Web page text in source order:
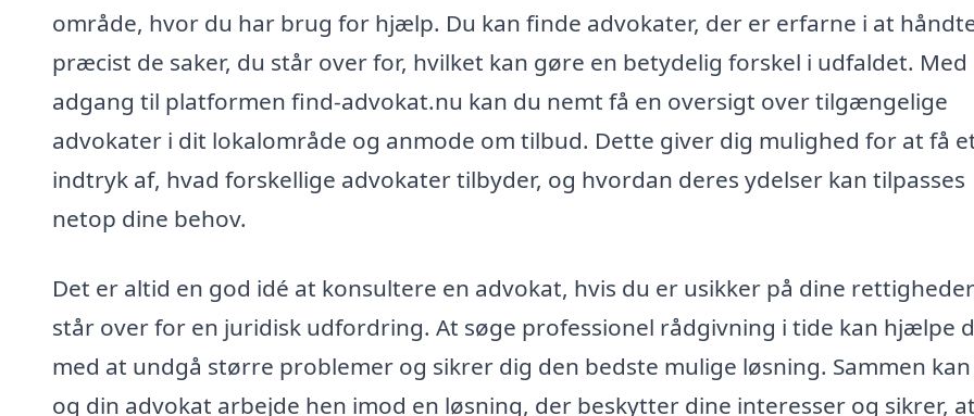
område, hvor du har brug for hjælp. Du kan finde advokater, der er erfarne i at
præcist de saker, du står over for, hvilket kan gøre en betydelig forskel i udfaldet. Med
adgang til platformen find-advokat.nu kan du nemt få en oversigt over tilgængelige
advokater i dit lokalområde og anmode om tilbud. Dette giver dig mulighed for at få
indtryk af, hvad forskellige advokater tilbyder, og hvordan deres ydelser kan tilpasses
netop dine behov.
Det er altid en god idé at konsultere en advokat, hvis du er usikker på dine
står over for en juridisk udfordring. At søge professionel rådgivning i tide kan hjælpe
med at undgå større problemer og sikrer dig den bedste mulige løsning. Sammen
og din advokat arbejde hen imod en løsning, der beskytter dine interesser og sikrer,